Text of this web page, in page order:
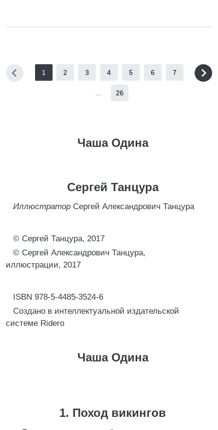
1 2 3 4 5 6 7
26
Чаша Одина
Сергей Танцура
Иллюстратор Сергей Александрович Танцура
© Сергей Танцура, 2017
© Сергей Александрович Танцура,
иллюстрации, 2017
ISBN 978-5-4485-3524-6
Создано в интеллектуальной издательской
системе Ridero
Чаша Одина
1. Поход викингов